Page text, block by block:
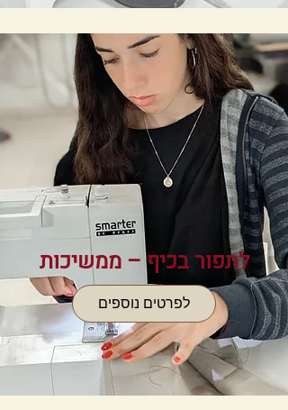
לתפור בכיף – ממשיכות
לפרטים נוספים